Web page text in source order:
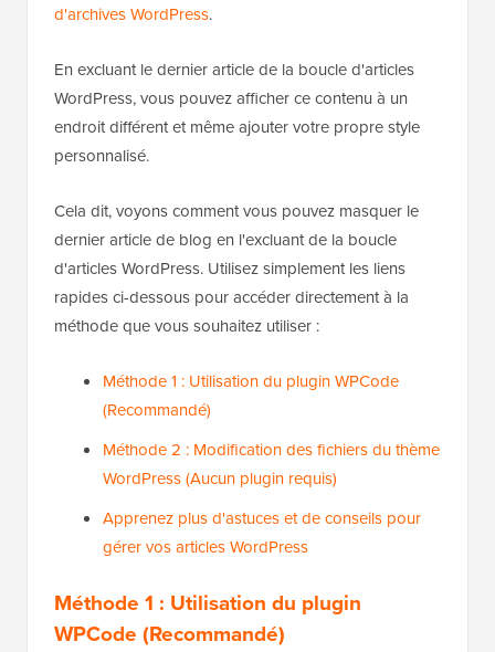
d'archives WordPress.
En excluant le dernier article de la boucle d'articles
WordPress, vous pouvez afficher ce contenu à un
endroit différent et même ajouter votre propre style
personnalisé.
Cela dit, voyons comment vous pouvez masquer le
dernier article de blog en l'excluant de la boucle
d'articles WordPress. Utilisez simplement les liens
rapides ci-dessous pour accéder directement à la
méthode que vous souhaitez utiliser :
Méthode 1 : Utilisation du plugin WPCode
(Recommandé)
Méthode 2 : Modification des fichiers du thème
WordPress (Aucun plugin requis)
Apprenez plus d'astuces et de conseils pour
gérer vos articles WordPress
Méthode 1 : Utilisation du plugin
WPCode (Recommandé)